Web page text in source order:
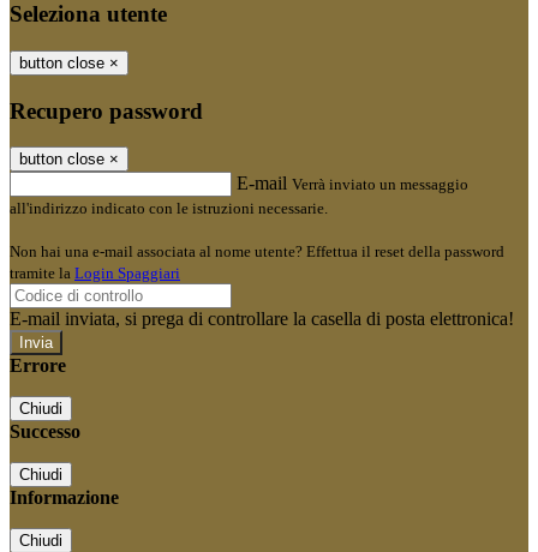
Seleziona utente
button close ×
Recupero password
button close ×
E-mail Verrà inviato un messaggio
all'indirizzo indicato con le istruzioni necessarie.
Non hai una e-mail associata al nome utente? Effettua il reset della password
tramite la Login Spaggiari
E-mail inviata, si prega di controllare la casella di posta elettronica!
Errore
Chiudi
Successo
Chiudi
Informazione
Chiudi